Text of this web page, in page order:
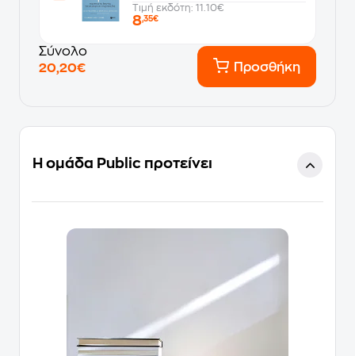
Τιμή εκδότη: 11.10€
8,35€
Σύνολο
20,20€
Προσθήκη
Η ομάδα Public προτείνει